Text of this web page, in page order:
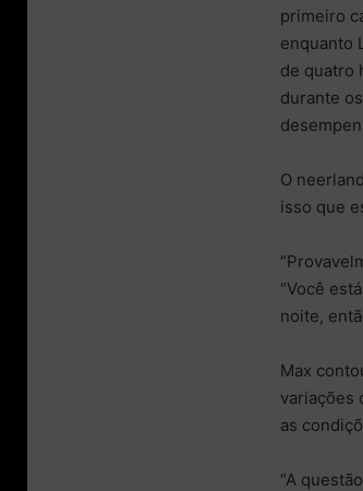
primeiro
enquanto
de quatro
durante
O
isso que
“Você
noite,
Max
variações
as
“A